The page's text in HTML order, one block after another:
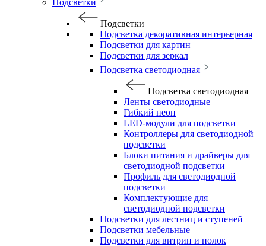
Подсветки
Подсветки
Подсветка декоративная интерьерная
Подсветки для картин
Подсветки для зеркал
Подсветка светодиодная
Подсветка светодиодная
Ленты светодиодные
Гибкий неон
LED-модули для подсветки
Контроллеры для светодиодной
подсветки
Блоки питания и драйверы для
светодиодной подсветки
Профиль для светодиодной
подсветки
Комплектующие для
светодиодной подсветки
Подсветки для лестниц и ступеней
Подсветки мебельные
Подсветки для витрин и полок